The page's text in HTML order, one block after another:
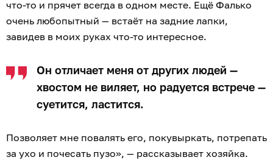
что-то и прячет всегда в одном месте. Ещё Фалько
очень любопытный — встаёт на задние лапки,
завидев в моих руках что-то интересное.
Он отличает меня от других людей —
хвостом не виляет, но радуется встрече —
суетится, ластится.
Позволяет мне повалять его, покувыркать, потрепать
за ухо и почесать пузо», — рассказывает хозяйка.